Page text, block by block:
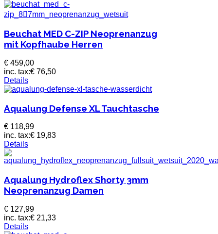
Beuchat MED C-ZIP Neoprenanzug
mit Kopfhaube Herren
€ 459,00
inc. tax:€ 76,50
Details
Aqualung Defense XL Tauchtasche
€ 118,99
inc. tax:€ 19,83
Details
Aqualung Hydroflex Shorty 3mm
Neoprenanzug Damen
€ 127,99
inc. tax:€ 21,33
Details